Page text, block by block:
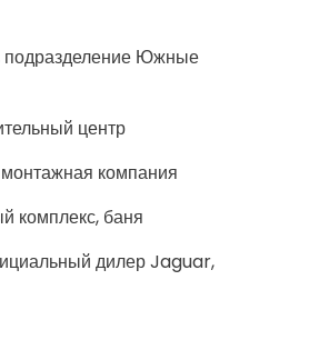
подразделение Южные
центр
компания
комплекс, баня
дилер Jaguar,